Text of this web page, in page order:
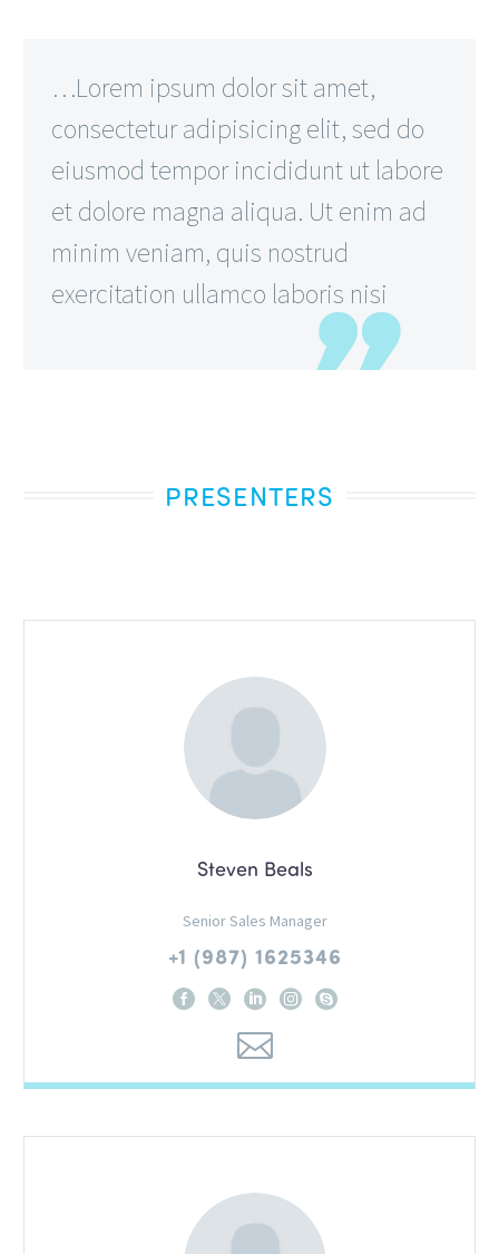
…Lorem ipsum dolor sit amet,
consectetur adipisicing elit, sed do
eiusmod tempor incididunt ut labore
et dolore magna aliqua. Ut enim ad
minim veniam, quis nostrud
exercitation ullamco laboris nisi
PRESENTERS
Steven Beals
Senior Sales Manager
+1 (987) 1625346